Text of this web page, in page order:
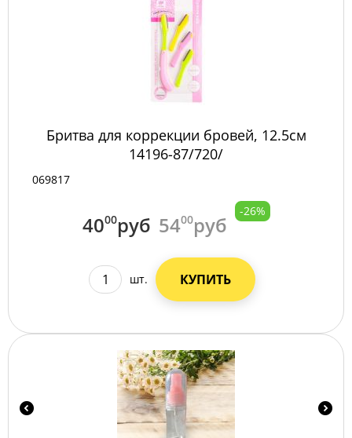
Бритва для коррекции бровей, 12.5см
14196-87/720/
069817
4000руб 5400руб
-26%
шт. КУПИТЬ